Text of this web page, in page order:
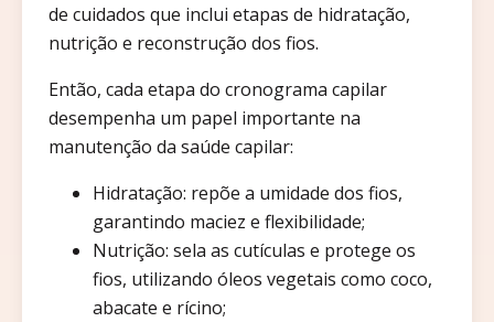
de cuidados que inclui etapas de hidratação,
nutrição e reconstrução dos fios.
Então, cada etapa do cronograma capilar
desempenha um papel importante na
manutenção da saúde capilar:
Hidratação: repõe a umidade dos fios,
garantindo maciez e flexibilidade;
Nutrição: sela as cutículas e protege os
fios, utilizando óleos vegetais como coco,
abacate e rícino;